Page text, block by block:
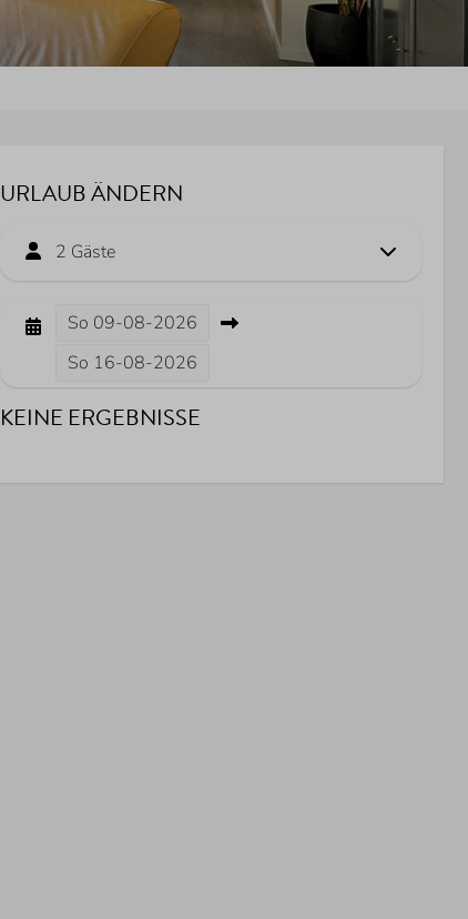
URLAUB ÄNDERN
2 Gäste
So 09-08-2026
So 16-08-2026
KEINE ERGEBNISSE